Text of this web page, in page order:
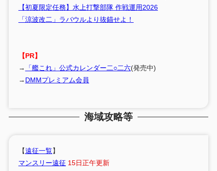
【初夏限定任務】水上打撃部隊 作戦運用2026
「涼波改二」ラバウルより抜錨せよ！
【PR】
→
「艦これ」公式カレンダー二○二六(発売中)
→ DMMプレミアム会員
海域攻略等
【遠征一覧】
マンスリー遠征 15日正午更新